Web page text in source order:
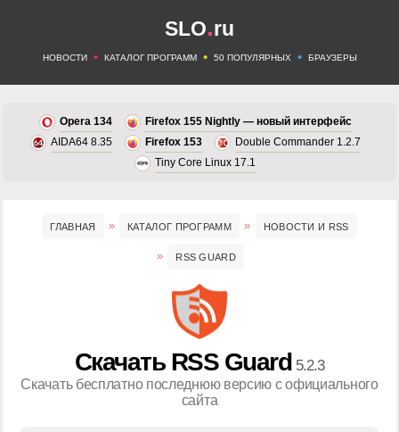
SLO.ru
НОВОСТИ • КАТАЛОГ ПРОГРАММ • 50 ПОПУЛЯРНЫХ • БРАУЗЕРЫ
Opera 134
Firefox 155 Nightly — новый интерфейс
AIDA64 8.35
Firefox 153
Double Commander 1.2.7
Tiny Core Linux 17.1
ГЛАВНАЯ КАТАЛОГ ПРОГРАММ НОВОСТИ И RSS
RSS GUARD
Скачать RSS Guard 5.2.3
Скачать бесплатно последнюю версию с официального
сайта